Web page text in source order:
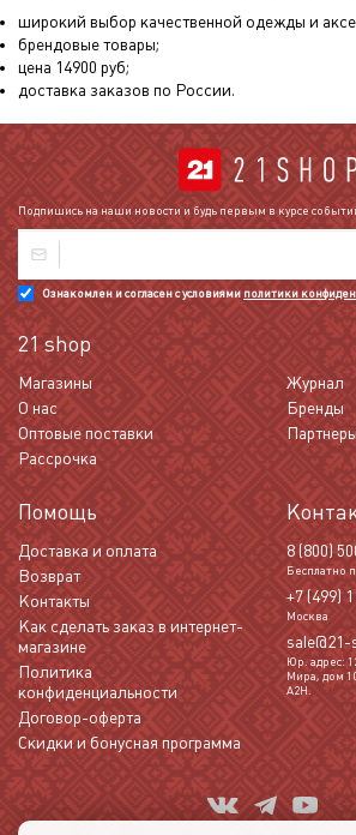
широкий выбор качественной одежды и
брендовые товары;
цена 14900 руб;
доставка заказов по России.
Подпишись на наши новости и будь первым в курсе
Ознакомлен и согласен с условиямиполитики
21 shop
Магазины
Журнал
О нас
Бренды
Оптовые поставки
Рассрочка
Помощь
Доставка и оплата
Возврат
Контакты
Как сделать заказ в интернет-
магазине
Политика
конфиденциальности
Договор-оферта
Скидки и бонусная программа
8 (800)
Бесплатно
+7 (499)
Москва
Юр. адрес:
Мира, дом
А2Н.